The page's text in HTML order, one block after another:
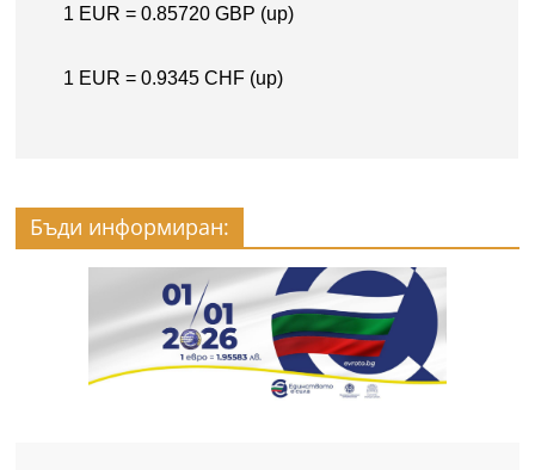
Бъди информиран: